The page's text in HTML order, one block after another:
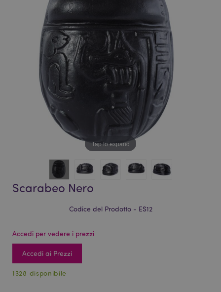
Tap to expand
Scarabeo Nero
Codice del Prodotto - ES12
Accedi per vedere i prezzi
Accedi ai Prezzi
1328 disponibile